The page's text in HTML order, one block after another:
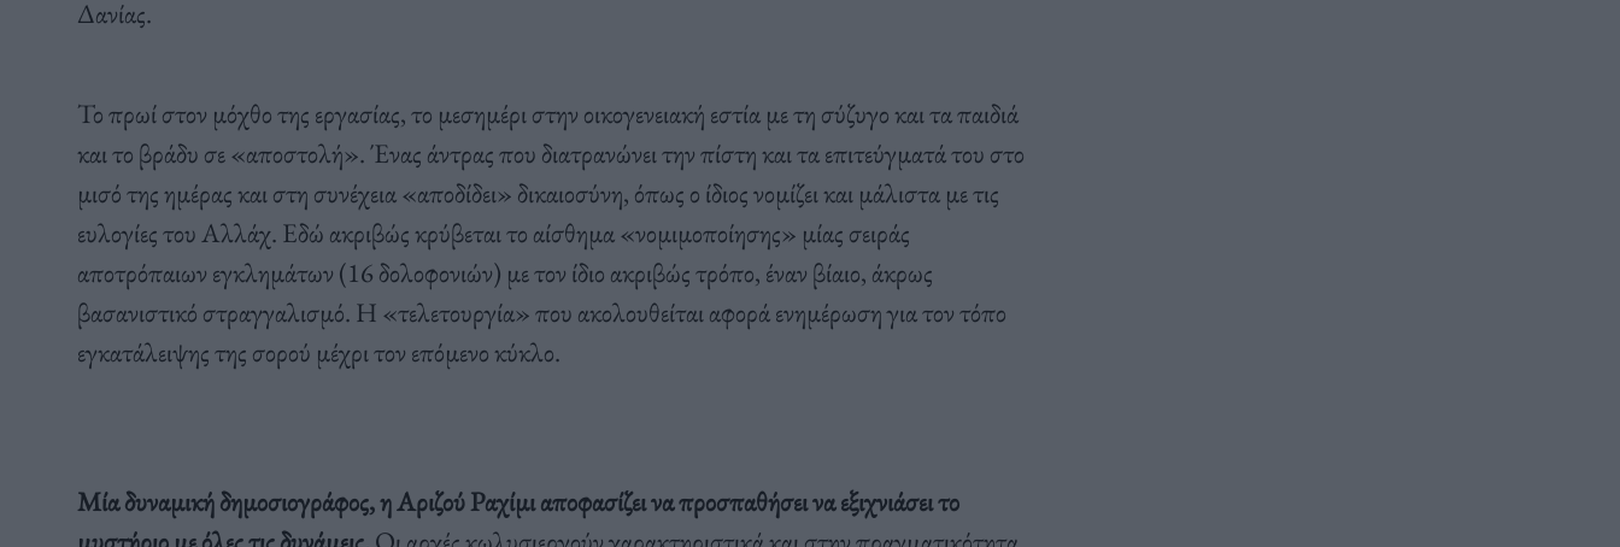
Δανίας.
Το πρωί στον μόχθο της εργασίας, το μεσημέρι στην οικογενειακή εστία με τη σύζυγο και τα παιδιά
και το βράδυ σε «αποστολή». Ένας άντρας που διατρανώνει την πίστη και τα επιτεύγματά του στο
μισό της ημέρας και στη συνέχεια «αποδίδει» δικαιοσύνη, όπως ο ίδιος νομίζει και μάλιστα με τις
ευλογίες του Αλλάχ. Εδώ ακριβώς κρύβεται το αίσθημα «νομιμοποίησης» μίας σειράς
αποτρόπαιων εγκλημάτων (16 δολοφονιών) με τον ίδιο ακριβώς τρόπο, έναν βίαιο, άκρως
βασανιστικό στραγγαλισμό. Η «τελετουργία» που ακολουθείται αφορά ενημέρωση για τον τόπο
εγκατάλειψης της σορού μέχρι τον επόμενο κύκλο.
Μία δυναμική δημοσιογράφος, η Αριζού Ραχίμι αποφασίζει να προσπαθήσει να εξιχνιάσει το